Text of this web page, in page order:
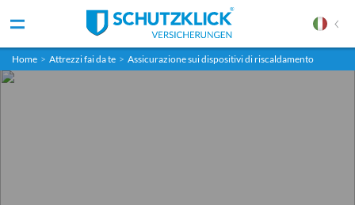
Home > Attrezzi fai da te > Assicurazione sui dispositivi di riscaldamento